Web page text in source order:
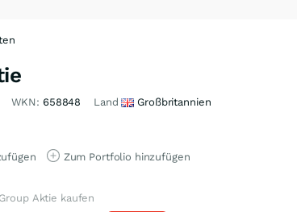
WKN: 658848 Land Großbritannien
Zum Portfolio hinzufügen
Aktie kaufen